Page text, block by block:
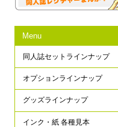
Menu
同人誌セットラインナップ
オプションラインナップ
グッズラインナップ
インク・紙 各種見本